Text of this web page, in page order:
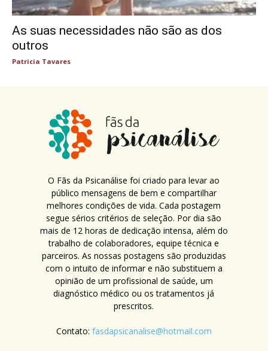
As suas necessidades não são as dos
outros
Patricia Tavares
O Fãs da Psicanálise foi criado para levar ao
público mensagens de bem e compartilhar
melhores condições de vida. Cada postagem
segue sérios critérios de seleção. Por dia são
mais de 12 horas de dedicação intensa, além do
trabalho de colaboradores, equipe técnica e
parceiros. As nossas postagens são produzidas
com o intuito de informar e não substituem a
opinião de um profissional de saúde, um
diagnóstico médico ou os tratamentos já
prescritos.
Contato: fasdapsicanalise@hotmail.com